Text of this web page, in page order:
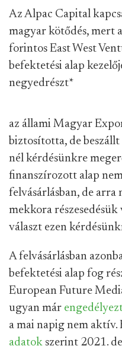
Az Alpac Capital
magyar kötődés, mert
forintos East West
befektetési alap
negyedrészt*
az állami Magyar
biztosította, de beszállt
nél kérdésünkre
finanszírozott alap
felvásárlásban, de arra
mekkora
választ ezen
A felvásárlásban
befektetési alap fog
European Future
ugyan már
a mai napig nem aktív.
adatok szerint 2021.